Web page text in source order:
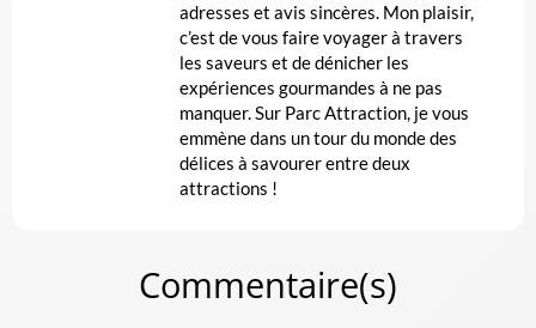
adresses et avis sincères. Mon plaisir,
c’est de vous faire voyager à travers
les saveurs et de dénicher les
expériences gourmandes à ne pas
manquer. Sur Parc Attraction, je vous
emmène dans un tour du monde des
délices à savourer entre deux
attractions !
Commentaire(s)